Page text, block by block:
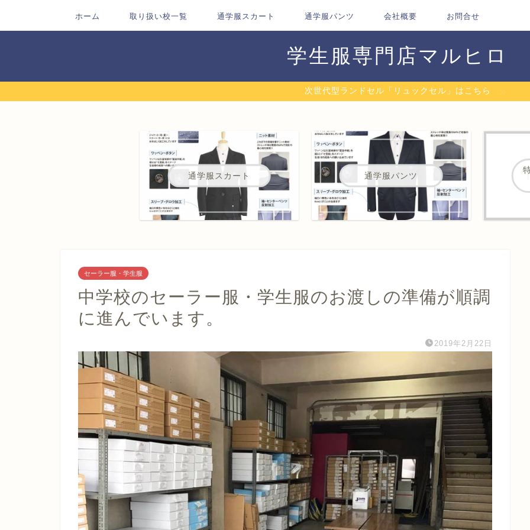
ホーム 取り扱い校一覧 通学服スカート 通学服パンツ 会社概要 お問合せ
学生服専門店マルヒロ
次世代型ランドセル「リュックセル」はこちら
通学服スカート 通学服パンツ
セーラー服・学生服
中学校のセーラー服・学生服のお渡しの準備が順調
に進んでいます。
2019年2月22日